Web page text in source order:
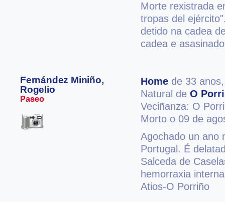
Morte rexistrada
tropas del
detido na cadea
cadea e
Fernández Miniño,
Rogelio
Paseo
Home de 33
Natural de O
Veciñanza: O
Morto o 09 de
Agochado un ano
Portugal. É
Salceda de
hemorraxia
Atios-O Porriño